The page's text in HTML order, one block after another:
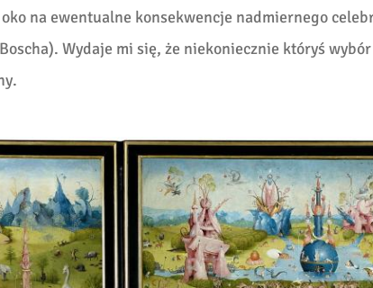
na ewentualne konsekwencje nadmiernego
Wydaje mi się, że niekoniecznie któryś